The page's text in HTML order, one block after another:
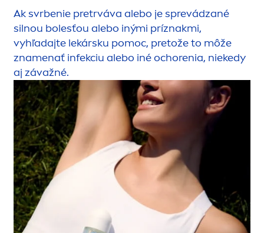
Ak svrbenie pretrváva alebo je sprevádzané
silnou bolesťou alebo inými príznakmi,
vyhľadajte lekársku pomoc, pretože to môže
znamenať infekciu alebo iné ochorenia, niekedy
aj závažné.